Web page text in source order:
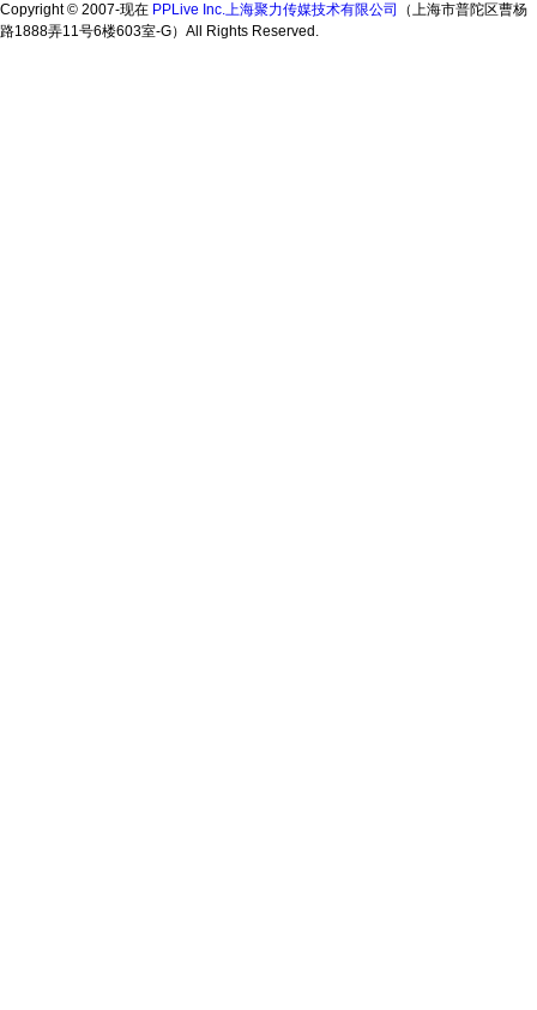
Copyright © 2007-现在 PPLive Inc.上海聚力传媒技术有限公司
（上海市普陀区曹杨
路1888弄11号6楼603室-G）All Rights Reserved.